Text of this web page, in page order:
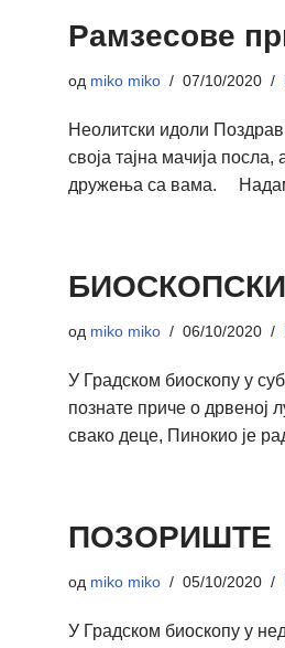
Рамзесове
од miko miko 07/10/2020
Неолитски идоли
своја тајна мачија
дружења са вама.
од miko miko 06/10/2020
У Градском биоскопу у
познате приче о дрвеној
свако деце, Пинокио је
ПОЗОРИШТЕ
од miko miko 05/10/2020
У Градском биоскопу у